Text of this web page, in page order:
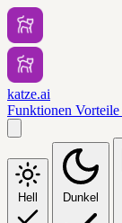
katze.ai
Funktionen Vorteile
Hell Dunkel